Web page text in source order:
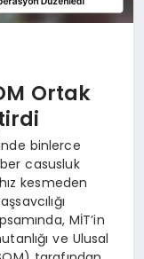
Ortak
binlerce
casusluk
kesmeden
MİT’in
ve Ulusal